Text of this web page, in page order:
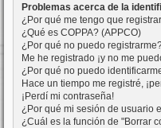
Problemas acerca de la
¿Por qué me tengo que
¿Qué es COPPA? (APPCO)
¿Por qué no puedo
Me he registrado ¡y no me
¿Por qué no puedo
Hace un tiempo me registré,
¡Perdí mi contraseña!
¿Por qué mi sesión de usuario
¿Cuál es la función de "Borrar